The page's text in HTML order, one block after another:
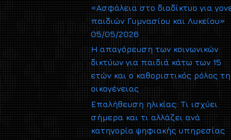
«Ασφάλεια στο διαδίκτυο για
παιδιών Γυμνασίου και Λυκείου»
05/05/2026
Η απαγόρευση των κοινωνικών
δικτύων για παιδιά κάτω των 15
ετών και ο καθοριστικός ρόλος
οικογένειας
Επαλήθευση ηλικίας: Τι ισχύει
σήμερα και τι αλλάζει ανά
κατηγορία ψηφιακής υπηρεσίας